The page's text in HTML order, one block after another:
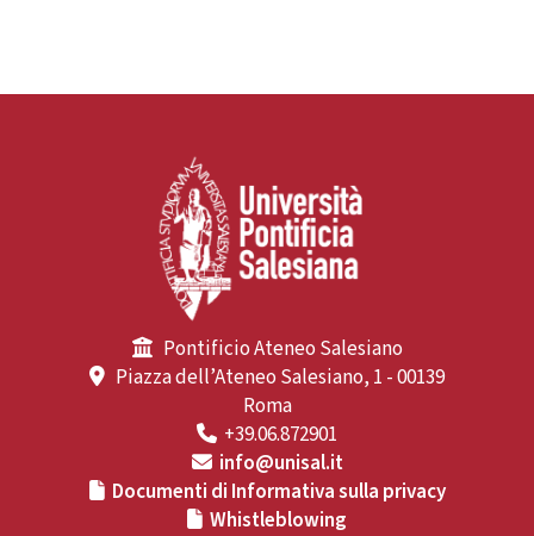
Pontificio Ateneo Salesiano
Piazza dell’Ateneo Salesiano, 1 - 00139
Roma
+39.06.872901
info@unisal.it
Documenti di Informativa sulla privacy
Whistleblowing